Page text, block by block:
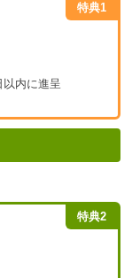
特典1
以内に進呈
特典2